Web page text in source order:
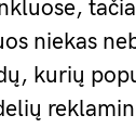
niekas
kurių